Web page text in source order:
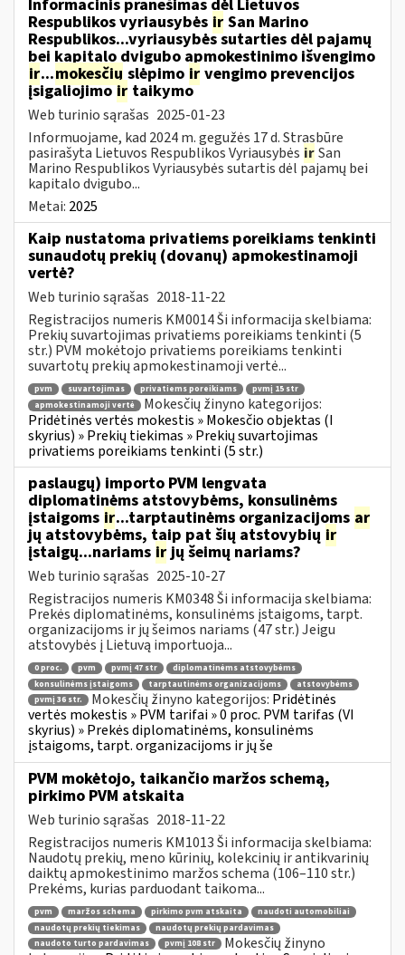
Informacinis pranešimas dėl Lietuvos
Respublikos vyriausybės ir San Marino
Respublikos...vyriausybės sutarties dėl pajamų
bei kapitalo dvigubo apmokestinimo išvengimo
ir...mokesčių slėpimo ir vengimo prevencijos
įsigaliojimoir taikymo
Web turinio sąrašas 2025-01-23
Informuojame, kad 2024 m. gegužės 17 d. Strasbūre
pasirašyta Lietuvos Respublikos Vyriausybės irSan
Marino Respublikos Vyriausybės sutartis dėl pajamų bei
kapitalo dvigubo...
Metai: 2025
Kaip nustatoma privatiems poreikiams tenkinti
sunaudotų prekių (dovanų) apmokestinamoji
vertė?
Web turinio sąrašas 2018-11-22
Registracijos numeris KM0014 Ši informacija skelbiama:
Prekių suvartojimas privatiems poreikiams tenkinti (5
str.) PVM mokėtojo privatiems poreikiams tenkinti
suvartotų prekių apmokestinamoji vertė...
pvm suvartojimas privatiems poreikiams
pvmį 15 str
apmokestinamoji vertė
Mokesčių žinyno kategorijos:
Pridėtinės vertės mokestis » Mokesčio objektas (I
skyrius) » Prekių tiekimas » Prekių suvartojimas
privatiems poreikiams tenkinti (5 str.)
paslaugų) importo PVM lengvata
diplomatinėms atstovybėms, konsulinėms
įstaigoms ir...tarptautinėms organizacijoms ar
jų atstovybėms, taip pat šių atstovybių ir
įstaigų...nariams irjų šeimų nariams?
Web turinio sąrašas 2025-10-27
Registracijos numeris KM0348 Ši informacija skelbiama:
Prekės diplomatinėms, konsulinėms įstaigoms, tarpt.
organizacijoms ir jų šeimos nariams (47 str.) Jeigu
atstovybės į Lietuvą importuoja...
0 proc. pvm pvmį 47 str
diplomatinėms atstovybėms
konsulinėms įstaigoms
tarptautinėms organizacijoms
atstovybėms
pvmį 36 str.
Mokesčių žinyno kategorijos: Pridėtinės
vertės mokestis » PVM tarifai » 0 proc. PVM tarifas (VI
skyrius) » Prekės diplomatinėms, konsulinėms
įstaigoms, tarpt. organizacijoms ir jų še
PVM mokėtojo, taikančio maržos schemą,
pirkimo PVM atskaita
Web turinio sąrašas 2018-11-22
Registracijos numeris KM1013 Ši informacija skelbiama:
Naudotų prekių, meno kūrinių, kolekcinių ir antikvarinių
daiktų apmokestinimo maržos schema (106–110 str.)
Prekėms, kurias parduodant taikoma...
pvm maržos schema pirkimo pvm atskaita
naudoti automobiliai
naudotų prekių tiekimas
naudotų prekių pardavimas
naudoto turto pardavimas
pvmį 108 str
Mokesčių žinyno